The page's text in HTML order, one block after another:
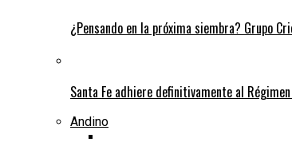
¿Pensando en la próxima siembra? Grupo
Santa Fe adhiere definitivamente al
Andino